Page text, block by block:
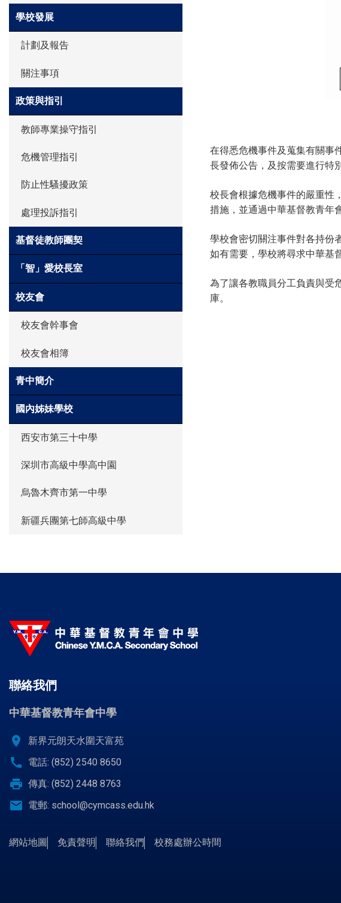
學校發展
計劃及報告
關注事項
政策與指引
教師專業操守指引
危機管理指引
防止性騷擾政策
處理投訴指引
基督徒教師團契
「智」愛校長室
校友會
校友會幹事會
校友會相簿
青中簡介
國內姊妹學校
西安市第三十中學
深圳市高級中學高中園
烏魯木齊市第一中學
新疆兵團第七師高級中學
在得悉危機事件及蒐集有關事
長發佈公告，及按需要進行特
校長會根據危機事件的嚴重性
措施，並通過中華基督教青年
學校會密切關注事件對各持份
如有需要，學校將尋求中華基
為了讓各教職員分工負責與受
庫。
聯絡我們
中華基督教青年會中學
location_on 新界元朗天水圍天富苑
call 電話: (852) 2540 8650
print 傳真: (852) 2448 8763
email 電郵: school@cymcass.edu.hk
網站地圖 免責聲明 聯絡我們 校務處辦公時間